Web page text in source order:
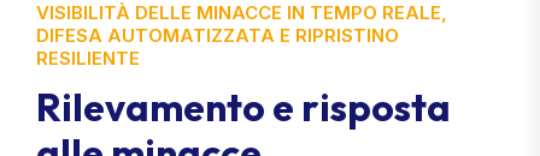
VISIBILITÀ DELLE MINACCE IN TEMPO REALE,
DIFESA AUTOMATIZZATA E RIPRISTINO
RESILIENTE
Rilevamento e risposta